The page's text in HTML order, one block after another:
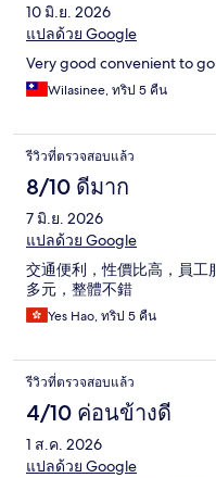
10 มิ.ย. 2026
แปลด้วย Google
Very good convenient to
Wilasinee, ทริป 5 คืน
รีวิวที่ตรวจสอบแล้ว
8/10 ดีมาก
7 มิ.ย. 2026
แปลด้วย Google
交通便利，性價比高，員工
多元，整體不錯
Yes Hao, ทริป 5 คืน
รีวิวที่ตรวจสอบแล้ว
4/10 ค่อนข้างดี
1 ส.ค. 2026
แปลด้วย Google